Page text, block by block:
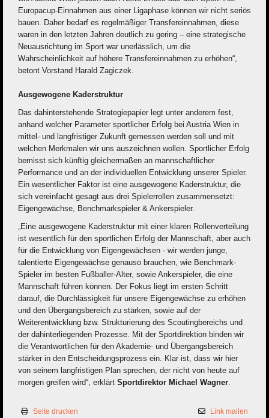
Europacup-Einnahmen aus einer Ligaphase können wir nicht seriös
bauen. Daher bedarf es regelmäßiger Transfereinnahmen, diese
waren in den letzten Jahren deutlich zu gering – eine strategische
Neuausrichtung im Sport war unerlässlich, um die
Wahrscheinlichkeit auf höhere Transfereinnahmen zu erhöhen“,
betont Vorstand Harald Zagiczek.
Ausgewogene Kaderstruktur
Das dahinterstehende Strategiepapier legt unter anderem fest,
anhand welcher Parameter sportlicher Erfolg bei Austria Wien in
mittel- und langfristiger Zukunft gemessen werden soll und mit
welchen Merkmalen wir uns auszeichnen wollen. Sportlicher Erfolg
bemisst sich künftig gleichermaßen an mannschaftlicher
Performance und an der individuellen Entwicklung unserer Spieler.
Ein wesentlicher Faktor ist eine ausgewogene Kaderstruktur, die
sich vereinfacht gesagt aus drei Spielerrollen zusammensetzt:
Eigengewächse, Benchmarkspieler & Ankerspieler.
„Eine ausgewogene Kaderstruktur mit einer klaren Rollenverteilung
ist wesentlich für den sportlichen Erfolg der Mannschaft, aber auch
für die Entwicklung von Eigengewächsen - wir werden junge,
talentierte Eigengewächse genauso brauchen, wie Benchmark-
Spieler im besten Fußballer-Alter, sowie Ankerspieler, die eine
Mannschaft führen können. Der Fokus liegt im ersten Schritt
darauf, die Durchlässigkeit für unsere Eigengewächse zu erhöhen
und den Übergangsbereich zu stärken, sowie auf der
Weiterentwicklung bzw. Strukturierung des Scoutingbereichs und
der dahinterliegenden Prozesse. Mit der Sportdirektion binden wir
die Verantwortlichen für den Akademie- und Übergangsbereich
stärker in den Entscheidungsprozess ein. Klar ist, dass wir hier
von seinem langfristigen Plan sprechen, der nicht von heute auf
morgen greifen wird“, erklärt Sportdirektor Michael Wagner.
Seite drucken Link mailen